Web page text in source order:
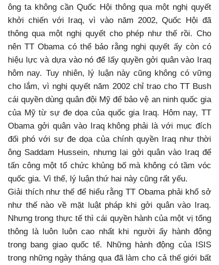
ông ta không cần Quốc Hội thông qua một nghị quyết
khởi chiến với Iraq, vì vào năm 2002, Quốc Hội đã
thông qua một nghị quyết cho phép như thế rồi. Cho
nên TT Obama có thể bảo rằng nghị quyết ấy còn có
hiệu lực và dựa vào nó để lấy quyền gởi quân vào Iraq
hôm nay. Tuy nhiên, lý luận này cũng không có vững
cho lắm, vì nghị quyết năm 2002 chỉ trao cho TT Bush
cái quyền dùng quân đội Mỹ để bảo vệ an ninh quốc gia
của Mỹ từ sự đe dọa của quốc gia Iraq. Hôm nay, TT
Obama gởi quân vào Iraq không phải là với mục đích
đối phó với sự đe dọa của chính quyền Iraq như thời
ông Saddam Hussein, nhưng lại gởi quân vào Iraq để
tấn công một tổ chức khủng bố mà không có tầm vóc
quốc gia. Vì thế, lý luận thứ hai này cũng rất yếu.
Giải thích như thế để hiểu rằng TT Obama phải khổ sở
như thế nào về mặt luật pháp khi gởi quân vào Iraq.
Nhưng trong thực tế thì cái quyền hành của một vị tổng
thông là luôn luôn cao nhất khi người ấy hành động
trong bang giao quốc tế. Những hành động của ISIS
trong những ngày tháng qua đã làm cho cả thế giới bất